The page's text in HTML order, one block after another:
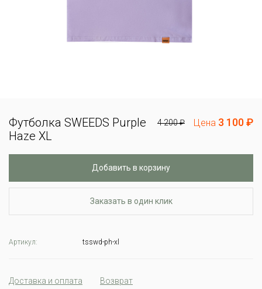
Футболка SWEEDS Purple
Haze XL
4 200 ₽ Цена 3 100 ₽
Добавить в корзину
Заказать в один клик
Артикул: tsswd-ph-xl
Доставка и оплата Возврат